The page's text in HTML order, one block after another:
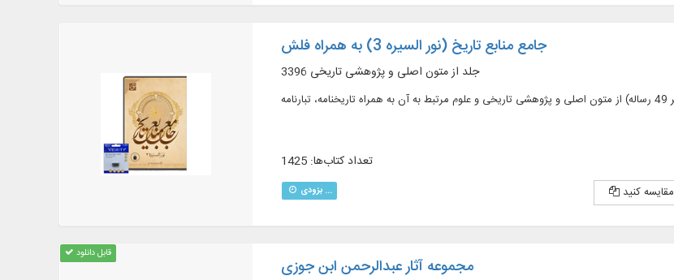
جامع منابع تاریخ (نور السیره 3) به همراه فلش
3396 جلد از متون اصلی و پژوهشی تاریخی
تعداد کتاب‌ها: 1425
بزودی ... مقایسه کنید
قابل دانلود
مجموعه آثار عبدالرحمن ابن جوزی